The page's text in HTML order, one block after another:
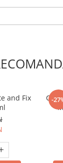
and Fix
-